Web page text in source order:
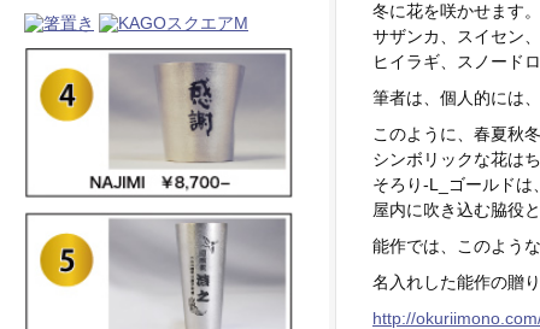
冬に花を咲かせます。
サザンカ、スイセン
ヒイラギ、スノード
筆者は、個人的には
このように、春夏秋
シンボリックな花は
そろり-L_ゴールドは
屋内に吹き込む脇役
能作では、このよう
名入れした能作の贈
http://